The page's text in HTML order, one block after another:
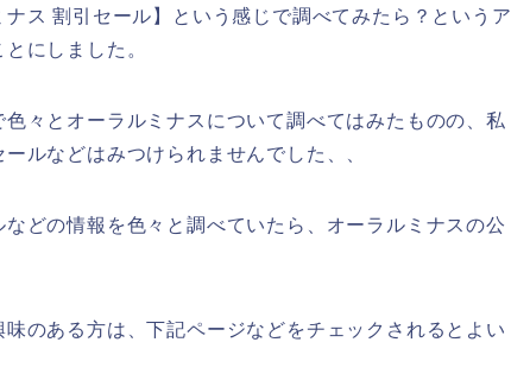
ス 割引セール】という感じで調べてみたら？というア
にしました。
々とオーラルミナスについて調べてはみたものの、私
ルなどはみつけられませんでした、、
どの情報を色々と調べていたら、オーラルミナスの公
のある方は、下記ページなどをチェックされるとよい